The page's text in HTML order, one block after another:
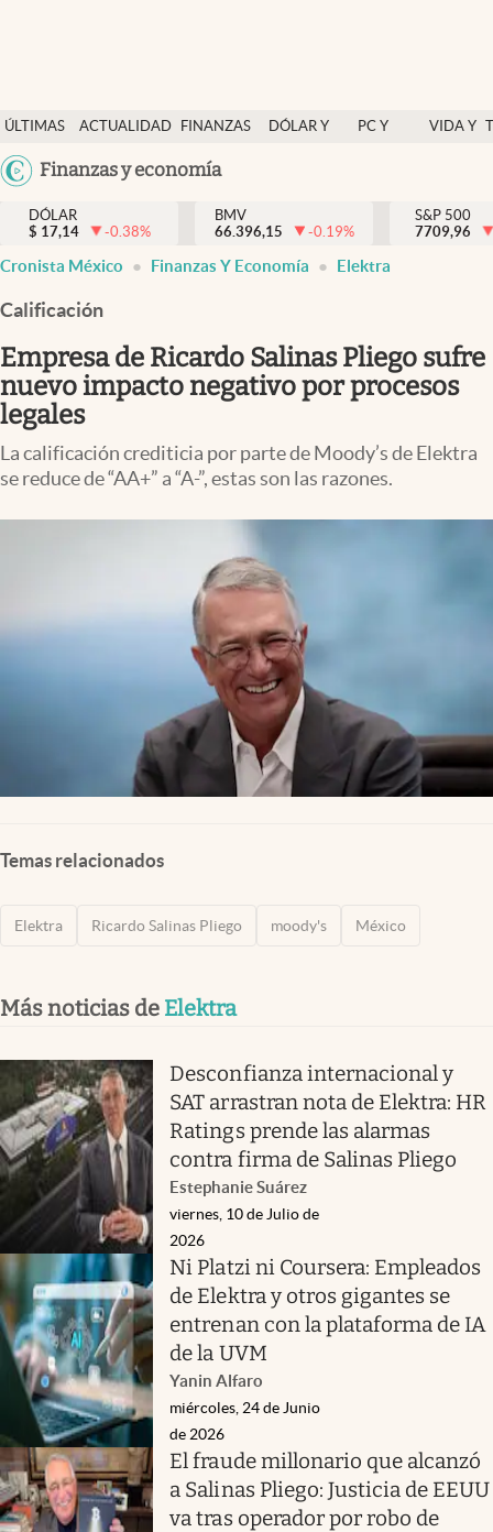
ÚLTIMAS
NOTICIAS
ACTUALIDAD
FINANZAS
DÓLAR Y
PC Y
VIDA Y
México
Finanzas y economía
Actualidad
Finanzas y economía
Dólar y mercados
Pc y celular
Vida y estilo
Tv
DÓLAR
$ 17,14 -0.38%
BMV
66.396,15
-0.19%
S&P 500
7709,96
Cronista México Finanzas Y Economía Elektra
Calificación
Empresa de Ricardo Salinas Pliego sufre
nuevo impacto negativo por procesos
legales
La calificación crediticia por parte de Moody’s de Elektra
se reduce de “AA+” a “A-”, estas son las razones.
Temas relacionados
Elektra Ricardo Salinas Pliego moody's México
Más noticias de Elektra
Desconfianza internacional y
SAT arrastran nota de Elektra: HR
Ratings prende las alarmas
contra firma de Salinas Pliego
Estephanie Suárez
viernes, 10 de Julio de
2026
Ni Platzi ni Coursera: Empleados
de Elektra y otros gigantes se
entrenan con la plataforma de IA
de la UVM
Yanin Alfaro
miércoles, 24 de Junio
de 2026
El fraude millonario que alcanzó
a Salinas Pliego: Justicia de EEUU
va tras operador por robo de